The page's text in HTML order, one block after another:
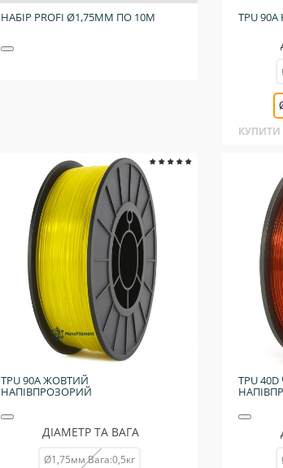
НАБІР PROFI Ø1,75ММ ПО 10М TPU
КУПИТИ
TPU 90A ЖОВТИЙ
НАПІВПРОЗОРИЙ
ДІАМЕТР ТА ВАГА
Ø1,75мм Вага:0,5кг
TPU